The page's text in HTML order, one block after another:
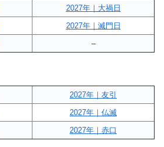
2027年｜大禍日
2027年｜滅門日
–
2027年｜友引
2027年｜仏滅
2027年｜赤口